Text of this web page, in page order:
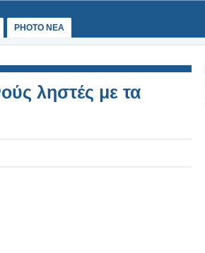
PHOTO NEA
ληστές με τα